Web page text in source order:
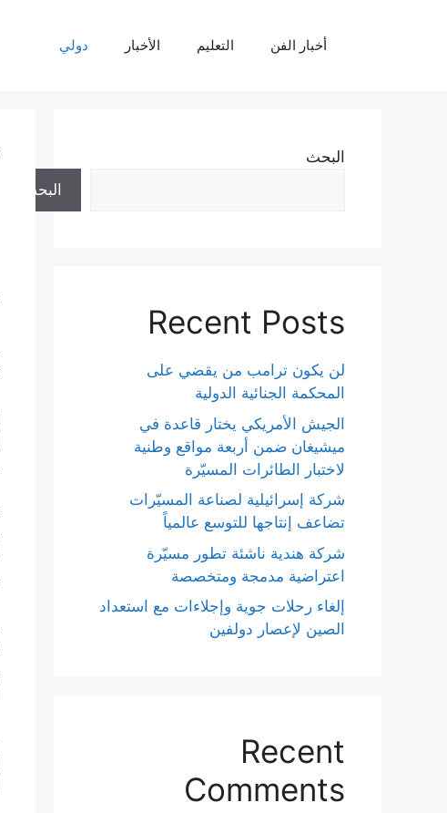
أخبار الفن التعليم الأخبار دولي
البحث
البحث
Recent Posts
لن يكون ترامب من يقضي على
المحكمة الجنائية الدولية
الجيش الأمريكي يختار قاعدة في
ميشيغان ضمن أربعة مواقع وطنية
لاختبار الطائرات المسيّرة
شركة إسرائيلية لصناعة المسيّرات
تضاعف إنتاجها للتوسع عالمياً
شركة هندية ناشئة تطور مسيّرة
اعتراضية مدمجة ومتخصصة
إلغاء رحلات جوية وإجلاءات مع استعداد
الصين لإعصار دولفين
Recent
Comments